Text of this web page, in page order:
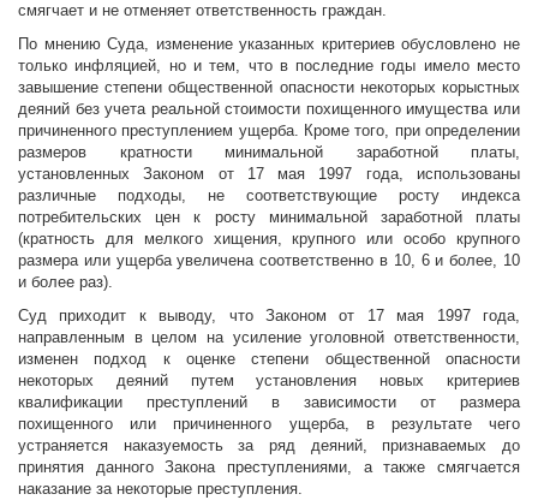
смягчает и не отменяет ответственность граждан.
По мнению Суда, изменение указанных критериев обусловлено не
только инфляцией, но и тем, что в последние годы имело место
завышение степени общественной опасности некоторых корыстных
деяний без учета реальной стоимости похищенного имущества или
причиненного преступлением ущерба. Кроме того, при определении
размеров кратности минимальной заработной платы,
установленных Законом от 17 мая 1997 года, использованы
различные подходы, не соответствующие росту индекса
потребительских цен к росту минимальной заработной платы
(кратность для мелкого хищения, крупного или особо крупного
размера или ущерба увеличена соответственно в 10, 6 и более, 10
и более раз).
Суд приходит к выводу, что Законом от 17 мая 1997 года,
направленным в целом на усиление уголовной ответственности,
изменен подход к оценке степени общественной опасности
некоторых деяний путем установления новых критериев
квалификации преступлений в зависимости от размера
похищенного или причиненного ущерба, в результате чего
устраняется наказуемость за ряд деяний, признаваемых до
принятия данного Закона преступлениями, а также смягчается
наказание за некоторые преступления.